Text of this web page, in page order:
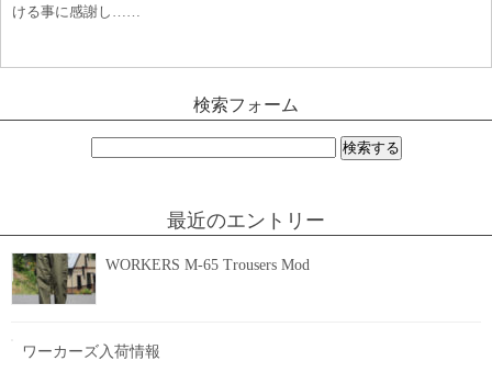
ける事に感謝し……
検索フォーム
最近のエントリー
WORKERS M-65 Trousers Mod
ワーカーズ入荷情報